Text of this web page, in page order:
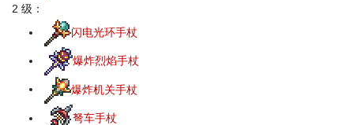
2 级：
闪电光环手杖
爆炸烈焰手杖
爆炸机关手杖
弩车手杖